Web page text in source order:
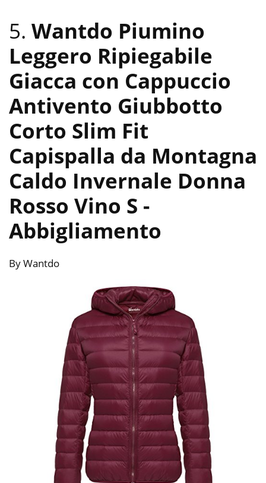
5. Wantdo Piumino
Leggero Ripiegabile
Giacca con Cappuccio
Antivento Giubbotto
Corto Slim Fit
Capispalla da Montagna
Caldo Invernale Donna
Rosso Vino S -
Abbigliamento
By Wantdo